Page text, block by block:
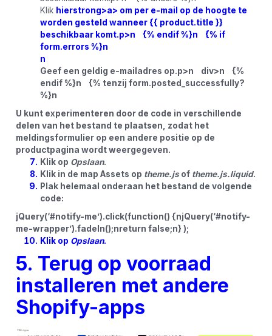
Klik hierstrong>a> om per e-mail op de hoogte te
worden gesteld wanneer {{ product.title }}
beschikbaar komt.p>n {% endif %}n {% if
form.errors %}n
n
Geef een geldig e-mailadres op.p>n div>n {%
endif %}n {% tenzij form.posted_successfully?
%}n
U kunt experimenteren door de code in verschillende
delen van het bestand te plaatsen, zodat het
meldingsformulier op een andere positie op de
productpagina wordt weergegeven.
Klik op Opslaan.
Klik in de map Assets op theme.jsof theme.js.liquid.
Plak helemaal onderaan het bestand de volgende
code:
jQuery(‘#notify-me’).click(function() {njQuery(‘#notify-
me-wrapper’).fadeIn();nreturn false;n} );
Klik op Opslaan.
5. Terug op voorraad
installeren met andere
Shopify-apps